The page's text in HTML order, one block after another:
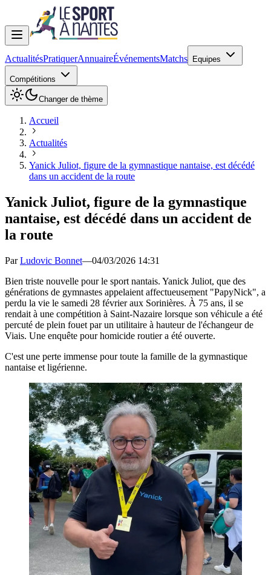
ActualitésPratiquerAnnuaireÉvénementsMatchs Equipes
Compétitions
Changer de thème
Accueil
Actualités
Yanick Juliot, figure de la gymnastique nantaise, est décédé
dans un accident de la route
Yanick Juliot, figure de la gymnastique
nantaise, est décédé dans un accident de
la route
ParLudovic Bonnet—04/03/2026 14:31
Bien triste nouvelle pour le sport nantais. Yanick Juliot, que des
générations de gymnastes appelaient affectueusement "PapyNick", a
perdu la vie le samedi 28 février aux Sorinières. À 75 ans, il se
rendait à une compétition à Saint-Nazaire lorsque son véhicule a été
percuté de plein fouet par un utilitaire à hauteur de l'échangeur de
Viais. Une enquête pour homicide routier a été ouverte.
C'est une perte immense pour toute la famille de la gymnastique
nantaise et ligérienne.